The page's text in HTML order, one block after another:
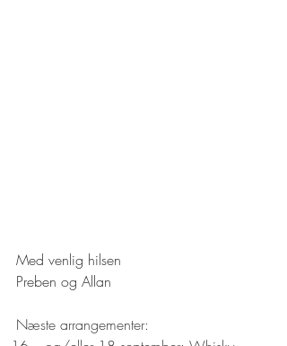
Med venlig hilsen
Preben og Allan
Næste arrangementer: